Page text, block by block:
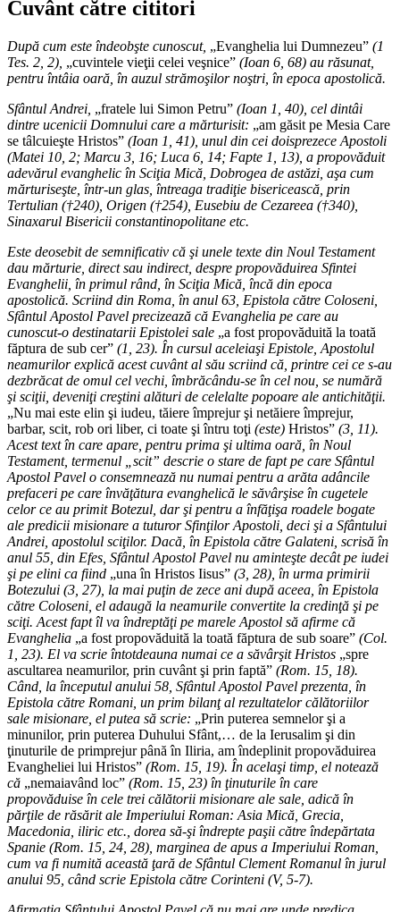
Cuvânt către cititori
După cum este îndeobşte cunoscut, „Evanghelia lui Dumnezeu” (1
Tes. 2, 2), „cuvintele vieţii celei veşnice” (Ioan 6, 68) au răsunat,
pentru întâia oară, în auzul strămoşilor noştri, în epoca apostolică.
Sfântul Andrei, „fratele lui Simon Petru” (Ioan 1, 40), cel dintâi
dintre ucenicii Domnului care a mărturisit: „am găsit pe Mesia Care
se tâlcuieşte Hristos” (Ioan 1, 41), unul din cei doisprezece Apostoli
(Matei 10, 2; Marcu 3, 16; Luca 6, 14; Fapte 1, 13), a propovăduit
adevărul evanghelic în Sciţia Mică, Dobrogea de astăzi, aşa cum
mărturiseşte, într-un glas, întreaga tradiţie bisericească, prin
Tertulian (†240), Origen (†254), Eusebiu de Cezareea (†340),
Sinaxarul Bisericii constantinopolitane etc.
Este deosebit de semnificativ că şi unele texte din Noul Testament
dau mărturie, direct sau indirect, despre propovăduirea Sfintei
Evanghelii, în primul rând, în Sciţia Mică, încă din epoca
apostolică. Scriind din Roma, în anul 63, Epistola către Coloseni,
Sfântul Apostol Pavel precizează că Evanghelia pe care au
cunoscut-o destinatarii Epistolei sale „a fost propovăduită la toată
făptura de sub cer” (1, 23). În cursul aceleiaşi Epistole, Apostolul
neamurilor explică acest cuvânt al său scriind că, printre cei ce s-au
dezbrăcat de omul cel vechi, îmbrăcându-se în cel nou, se numără
şi sciţii, deveniţi creştini alături de celelalte popoare ale antichităţii.
„Nu mai este elin şi iudeu, tăiere împrejur şi netăiere împrejur,
barbar, scit, rob ori liber, ci toate şi întru toţi (este) Hristos” (3, 11).
Acest text în care apare, pentru prima şi ultima oară, în Noul
Testament, termenul „scit” descrie o stare de fapt pe care Sfântul
Apostol Pavel o consemnează nu numai pentru a arăta adâncile
prefaceri pe care învăţătura evanghelică le săvârşise în cugetele
celor ce au primit Botezul, dar şi pentru a înfăţişa roadele bogate
ale predicii misionare a tuturor Sfinţilor Apostoli, deci şi a Sfântului
Andrei, apostolul sciţilor. Dacă, în Epistola către Galateni, scrisă în
anul 55, din Efes, Sfântul Apostol Pavel nu aminteşte decât pe iudei
şi pe elini ca fiind „una în Hristos Iisus” (3, 28), în urma primirii
Botezului (3, 27), la mai puţin de zece ani după aceea, în Epistola
către Coloseni, el adaugă la neamurile convertite la credinţă şi pe
sciţi. Acest fapt îl va îndreptăţi pe marele Apostol să afirme că
Evanghelia „a fost propovăduită la toată făptura de sub soare” (Col.
1, 23). El va scrie întotdeauna numai ce a săvârşit Hristos „spre
ascultarea neamurilor, prin cuvânt şi prin faptă” (Rom. 15, 18).
Când, la începutul anului 58, Sfântul Apostol Pavel prezenta, în
Epistola către Romani, un prim bilanţ al rezultatelor călătoriilor
sale misionare, el putea să scrie: „Prin puterea semnelor şi a
minunilor, prin puterea Duhului Sfânt,… de la Ierusalim şi din
ţinuturile de primprejur până în Iliria, am îndeplinit propovăduirea
Evangheliei lui Hristos” (Rom. 15, 19). În acelaşi timp, el notează
că „nemaiavând loc” (Rom. 15, 23) în ţinuturile în care
propovăduise în cele trei călătorii misionare ale sale, adică în
părţile de răsărit ale Imperiului Roman: Asia Mică, Grecia,
Macedonia, iliric etc., dorea să-şi îndrepte paşii către îndepărtata
Spanie (Rom. 15, 24, 28), marginea de apus a Imperiului Roman,
cum va fi numită această ţară de Sfântul Clement Romanul în jurul
anului 95, când scrie Epistola către Corinteni (V, 5-7).